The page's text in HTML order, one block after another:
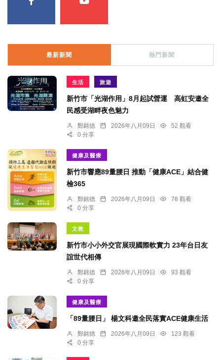
最新新聞 熱門新聞
生活 旅遊
新竹市「光湖作用」8月起試營運 高虹安邀全
民感受湖畔夜色魅力
鄭銘德 2026年八月09日
52 觀看
0 分享
健康及醫療
新竹市響應89量腰日 推動「健康ACE」結合健
檢365
鄭銘德 2026年八月09日
78 觀看
0 分享
文教
新竹市小小外交官展現國際軟實力 23年台日友
誼世代相傳
鄭銘德 2026年八月09日
93 觀看
0 分享
健康及醫療
「89量腰日」 楊文科邀全民落實ACE健康生活
鄭銘德 2026年八月09日
123 觀看
0 分享